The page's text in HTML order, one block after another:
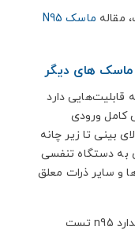
مقاله
ماسک N95
دارد
کامل ورودی
بینی تا زیر چانه
به دستگاه تنفسی
و سایر ذرات معلق
این محصول برای به دست آوردن استاندارد n95 تست